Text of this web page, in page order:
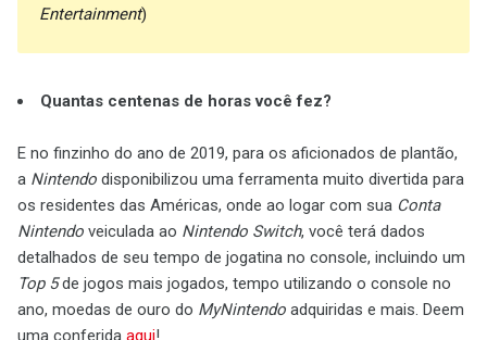
Entertainment)
Quantas centenas de horas você fez?
E no finzinho do ano de 2019, para os aficionados de plantão,
a Nintendo disponibilizou uma ferramenta muito divertida para
os residentes das Américas, onde ao logar com sua Conta
Nintendo veiculada ao Nintendo Switch, você terá dados
detalhados de seu tempo de jogatina no console, incluindo um
Top 5de jogos mais jogados, tempo utilizando o console no
ano, moedas de ouro do MyNintendo adquiridas e mais. Deem
uma conferida aqui!